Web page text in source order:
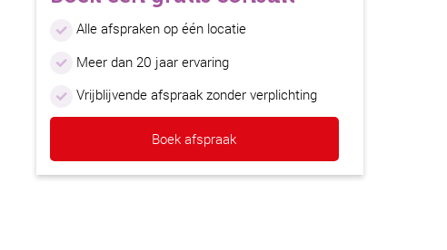
Alle afspraken op één locatie
Meer dan 20 jaar ervaring
Vrijblijvende afspraak zonder verplichting
Boek afspraak